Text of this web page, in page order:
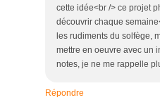
cette idée<br /> ce projet
découvrir chaque
les rudiments du solfège,
mettre en oeuvre avec un
notes, je ne me rappelle
Répondre